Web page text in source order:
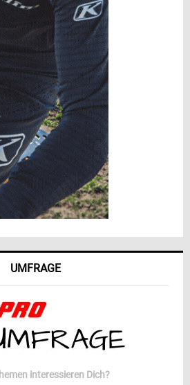
UMFRAGE
interessieren Dich?